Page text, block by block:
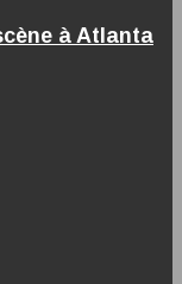
à Atlanta